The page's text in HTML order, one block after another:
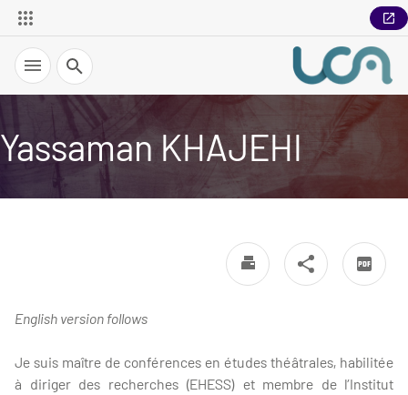
Recherche
Yassaman KHAJEHI
English version follows
Je suis maître de conférences en études théâtrales, habilitée
à diriger des recherches (EHESS) et membre de l’Institut